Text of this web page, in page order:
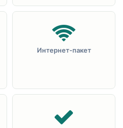
Интернет-пакет